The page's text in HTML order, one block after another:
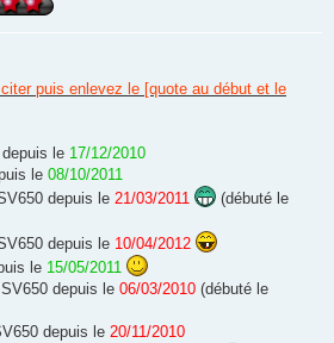
puis enlevez le [quote au début et le
le 17/12/2010
le 08/10/2011
depuis le 21/03/2011
(débuté le
depuis le 10/04/2012
le 15/05/2011
depuis le 06/03/2010 (débuté le
depuis le 20/11/2010